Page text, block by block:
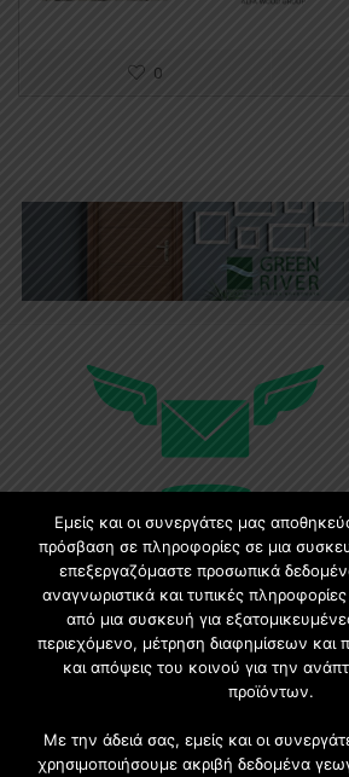
0
Εγγραφή στο Newsletter
Γίνετε μέλος της μεγαλύτερης
για αρχιτέκτονες, σχεδιαστές και
Εμείς και οι συνεργάτες μας
πρόσβαση σε πληροφορίες σε μια
επεξεργαζόμαστε προσωπικά
αναγνωριστικά και τυπικές
από μια συσκευή για
περιεχόμενο, μέτρηση διαφημίσεων και
και απόψεις του κοινού για την
προϊόντων.
Με την άδειά σας, εμείς και οι
χρησιμοποιήσουμε ακριβή δεδομένα